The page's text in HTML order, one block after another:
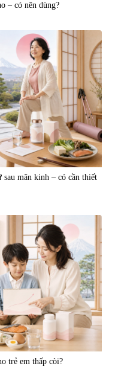
uống hỗ trợ cải thiện thoát
đệm Kyoto Has 30 viên
| 14.560
đ
trị đột quỵ Biken Kinase
60 viên
|0
đ
– có nên dùng?
mãn kinh – có cần thiết
trẻ em thấp còi?